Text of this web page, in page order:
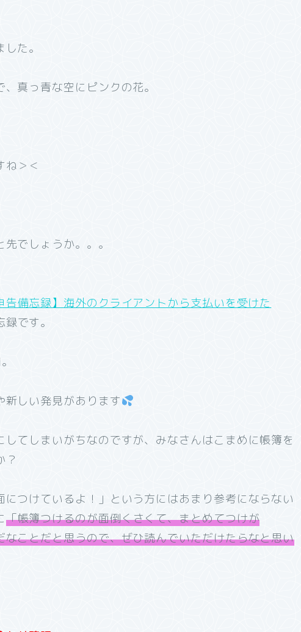
た。
真っ青な空にピンクの花。
ね＞＜
でしょうか。。。
告備忘録】海外のクライアントから支払いを受けた
です。
しい発見があります
てしまいがちなのですが、みなさんはこまめに帳簿を
？
つけているよ！」という方にはあまり参考にならない
「帳簿つけるのが面倒くさくて、まとめてつけが
ことだと思うので、ぜひ読んでいただけたらなと思い